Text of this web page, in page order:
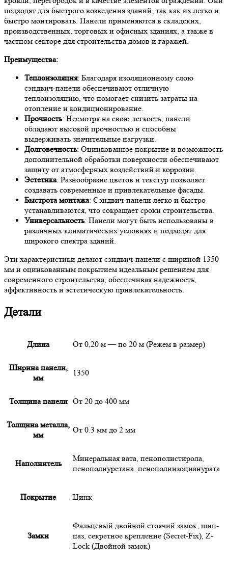
подходят для быстрого возведения зданий, так как их легко и
быстро монтировать. Панели применяются в складских,
производственных, торговых и офисных зданиях, а также в
частном секторе для строительства домов и гаражей.
Преимущества:
Теплоизоляция: Благодаря изоляционному слою
сэндвич-панели обеспечивают отличную
теплоизоляцию, что помогает снизить затраты на
отопление и кондиционирование.
Прочность: Несмотря на свою легкость, панели
обладают высокой прочностью и способны
выдерживать значительные нагрузки.
Долговечность: Оцинкованное покрытие и возможность
дополнительной обработки поверхности обеспечивают
защиту от атмосферных воздействий и коррозии.
Эстетика: Разнообразие цветов и текстур позволяет
создавать современные и привлекательные фасады.
Быстрота монтажа: Сэндвич-панели легко и быстро
устанавливаются, что сокращает сроки строительства.
Универсальность: Панели могут быть использованы в
различных климатических условиях и подходят для
широкого спектра зданий.
Эти характеристики делают сэндвич-панели с шириной 1350
мм и оцинкованным покрытием идеальным решением для
современного строительства, обеспечивая надежность,
эффективность и эстетическую привлекательность.
Детали
Длина От 0,20 м — по 20 м (Режем в размер)
Ширина панели,
мм
1350
Толщина панели От 20 до 400 мм
Толщина металла,
мм
От 0.3 мм до 2 мм
Наполнитель
Минеральная вата, пенополистирола,
пенополиуретана, пенополиизоцианурата
Покрытие Цинк
Замки
Фальцевый двойной стоячий замок, шип-
паз, секретное крепление (Secret-Fix), Z-
Lock (Двойной замок)